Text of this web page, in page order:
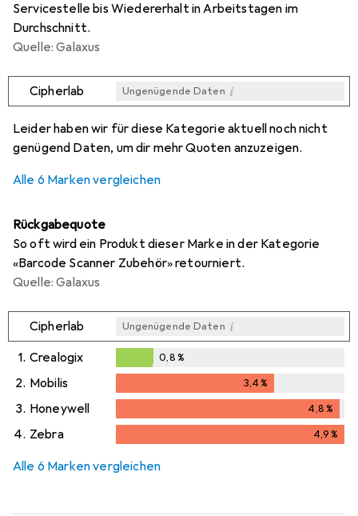
Servicestelle bis Wiedererhalt in Arbeitstagen im
Durchschnitt.
Quelle: Galaxus
Cipherlab Ungenügende Daten i
Leider haben wir für diese Kategorie aktuell noch nicht
genügend Daten, um dir mehr Quoten anzuzeigen.
Alle 6 Marken vergleichen
Rückgabequote
So oft wird ein Produkt dieser Marke in der Kategorie
«Barcode Scanner Zubehör» retourniert.
Quelle: Galaxus
Cipherlab Ungenügende Daten i
1. Crealogix
0,8%
0,8%
2. Mobilis 3,4%
3. Honeywell 4,8%
4,8%
4. Zebra 4,9%
Alle 6 Marken vergleichen